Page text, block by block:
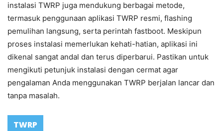
instalasi TWRP juga mendukung berbagai metode,
termasuk penggunaan aplikasi TWRP resmi, flashing
pemulihan langsung, serta perintah fastboot. Meskipun
proses instalasi memerlukan kehati-hatian, aplikasi ini
dikenal sangat andal dan terus diperbarui. Pastikan untuk
mengikuti petunjuk instalasi dengan cermat agar
pengalaman Anda menggunakan TWRP berjalan lancar dan
tanpa masalah.
TWRP